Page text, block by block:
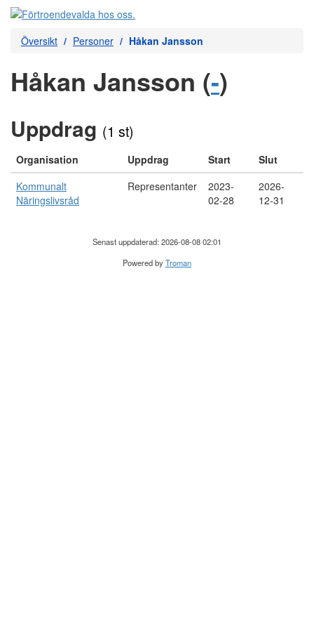
Översikt Personer Håkan Jansson
Håkan Jansson (-)
Uppdrag (1 st)
Organisation Uppdrag Start
Slut
Kommunalt
Näringslivsråd
Representanter
2023-
02-28
2026-
12-31
Senast uppdaterad: 2026-08-08 02:01
Powered byTroman